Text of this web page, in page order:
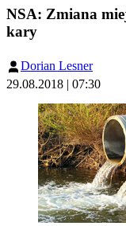
NSA: Zmiana
kary
Dorian Lesner
29.08.2018 | 07:30